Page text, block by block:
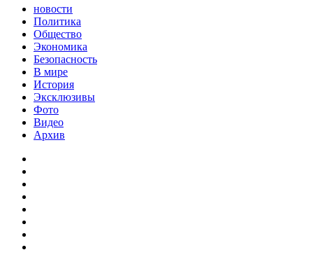
новости
Политика
Общество
Экономика
Безопасность
В мире
История
Эксклюзивы
Фото
Видео
Архив